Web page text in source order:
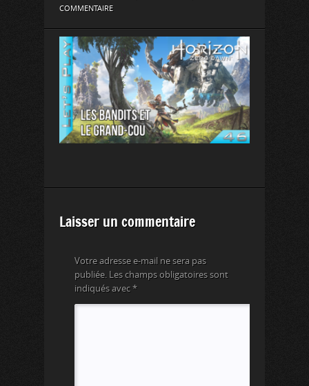
COMMENTAIRE
Laisser un commentaire
Votre adresse e-mail ne sera pas
publiée. Les champs obligatoires sont
indiqués avec *